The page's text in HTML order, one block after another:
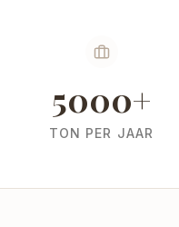
5000+
TON PER JAAR